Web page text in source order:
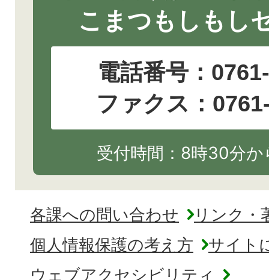
こまつもしもし
電話番号：
ファクス：
受付時間：8時30分
各課への問い合わせ
リンク・
個人情報保護の考え方
サイト
ウェブアクセシビリティ